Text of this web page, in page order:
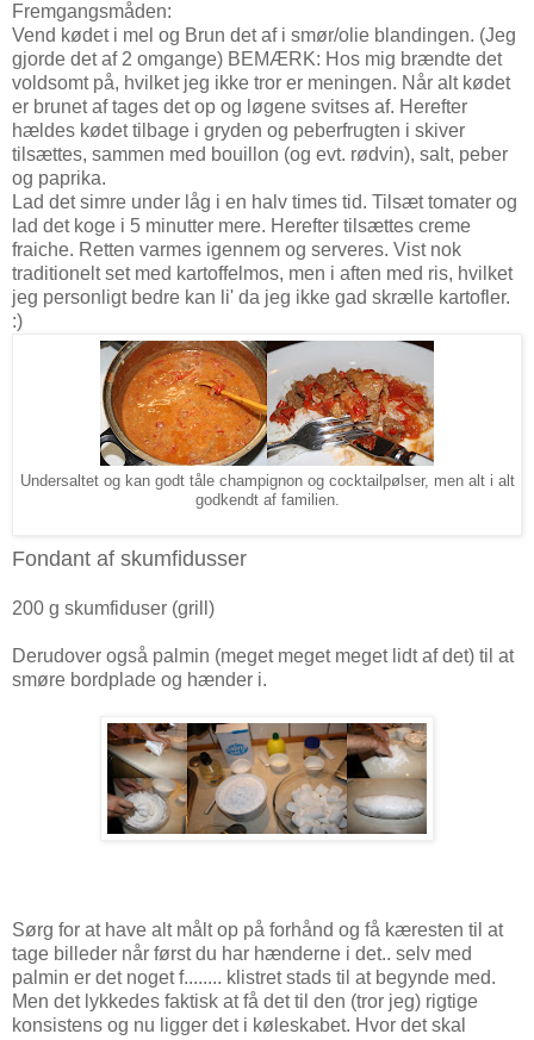
Fremgangsmåden:
Vend kødet i mel og Brun det af i smør/olie blandingen. (Jeg
gjorde det af 2 omgange) BEMÆRK: Hos mig brændte det
voldsomt på, hvilket jeg ikke tror er meningen. Når alt kødet
er brunet af tages det op og løgene svitses af. Herefter
hældes kødet tilbage i gryden og peberfrugten i skiver
tilsættes, sammen med bouillon (og evt. rødvin), salt, peber
og paprika.
Lad det simre under låg i en halv times tid. Tilsæt tomater og
lad det koge i 5 minutter mere. Herefter tilsættes creme
fraiche. Retten varmes igennem og serveres. Vist nok
traditionelt set med kartoffelmos, men i aften med ris, hvilket
jeg personligt bedre kan li' da jeg ikke gad skrælle kartofler.
:)
Undersaltet og kan godt tåle champignon og cocktailpølser, men alt i alt
godkendt af familien.
Fondant af skumfidusser
200 g skumfiduser (grill)
Derudover også palmin (meget meget meget lidt af det) til at
smøre bordplade og hænder i.
Sørg for at have alt målt op på forhånd og få kæresten til at
tage billeder når først du har hænderne i det.. selv med
palmin er det noget f........ klistret stads til at begynde med.
Men det lykkedes faktisk at få det til den (tror jeg) rigtige
konsistens og nu ligger det i køleskabet. Hvor det skal